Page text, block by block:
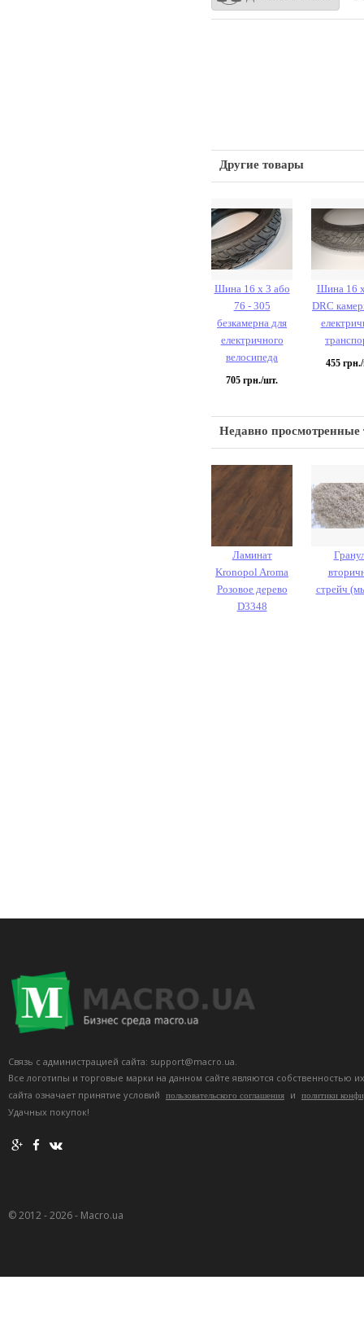
Другие товары
Шина 16 х 3 або
76 - 305
безкамерна для
електричного
велосипеда
705 грн./шт.
Шина 16
DRC
455
Недавно просмотренные
Ламинат
Kronopol Aroma
Розовое дерево
D3348
стрейч
Связь с администрацией сайта: support@macro.ua.
Все логотипы и торговые марки на данном сайте являются собственностью
сайта означает принятие условий
пользовательского соглашения и политики
Удачных покупок!
© 2012 - 2026 - Macro.ua